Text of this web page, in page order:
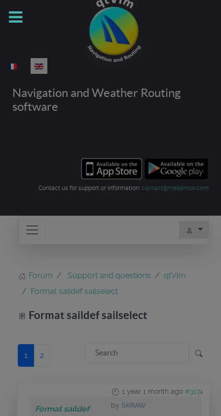
Select your language
Navigation and Weather Routing
software
Contact us for support or information: contact@meltemus.com
Forum Support and questions
qtVlm
Format saildef sailselect
Format saildef sailselect
1 2
1 year 1 month ago #3174
by SKRAW
Format saildef